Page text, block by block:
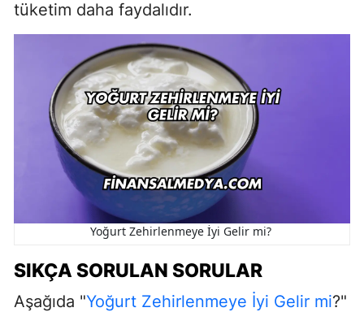
tüketim daha faydalıdır.
Yoğurt Zehirlenmeye İyi Gelir mi?
SIKÇA SORULAN SORULAR
Aşağıda "Yoğurt Zehirlenmeye İyi Gelir mi?"